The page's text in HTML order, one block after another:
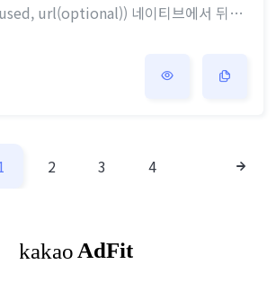
url(optional)) 네이티브에서 뒤로
history 이벤트가 발생할 때 동작하는
션을 넣어주었다. const preventGoBa
2 3 4